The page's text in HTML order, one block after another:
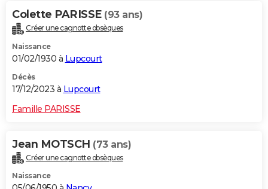
Colette PARISSE (93 ans)
Créer une cagnotte obsèques
Naissance
01/02/1930 à Lupcourt
Décès
17/12/2023 à Lupcourt
Famille PARISSE
Jean MOTSCH (73 ans)
Créer une cagnotte obsèques
Naissance